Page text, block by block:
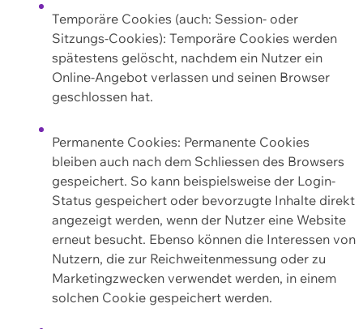
Temporäre Cookies (auch: Session- oder
Sitzungs-Cookies): Temporäre Cookies werden
spätestens gelöscht, nachdem ein Nutzer ein
Online-Angebot verlassen und seinen Browser
geschlossen hat.
Permanente Cookies: Permanente Cookies
bleiben auch nach dem Schliessen des Browsers
gespeichert. So kann beispielsweise der Login-
Status gespeichert oder bevorzugte Inhalte direkt
angezeigt werden, wenn der Nutzer eine Website
erneut besucht. Ebenso können die Interessen von
Nutzern, die zur Reichweitenmessung oder zu
Marketingzwecken verwendet werden, in einem
solchen Cookie gespeichert werden.